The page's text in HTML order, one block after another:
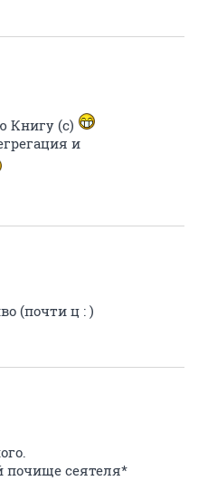
Книгу (с)
и
(почти ц : )
почище сеятеля*